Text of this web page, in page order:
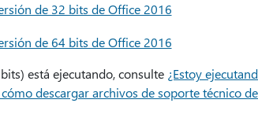
de 32 bits de Office 2016
de 64 bits de Office 2016
está ejecutando, consulte ¿Estoy
descargar archivos de soporte técnico